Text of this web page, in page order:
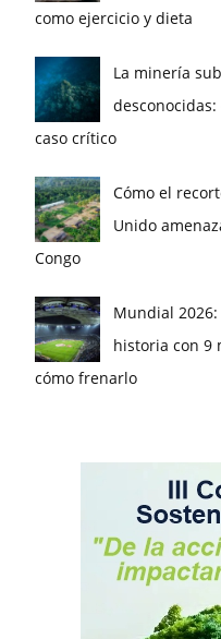
como ejercicio y dieta
La minería
caso crítico
Cómo el
Unido
Congo
Mundial
historia con 9
cómo frenarlo